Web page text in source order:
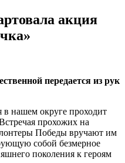
акция
передается из рук
нашем округе проходит
прохожих на
Победы вручают им
собой безмерное
поколения к героям